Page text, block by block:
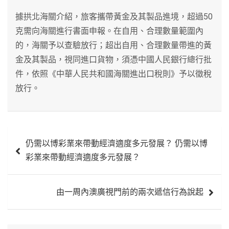
據拱北海關介紹，旅客攜帶黃金及其製品進境，超過50
克需向海關進行書面申報。在自用、合理數量範圍內
的，海關予以查驗放行；超出自用、合理數量帶進的黃
金及其製品，視同進口貨物，須憑中國人民銀行總行批
件，依照《中華人民共和國海關進出口稅則》予以徵稅
放行。
章 仍需以博彩業來帶動經濟適度多元發展？ 仍需以博
彩業來帶動經濟適度多元發展？
由一周內澳廣視門前的兩次遞信行為說起